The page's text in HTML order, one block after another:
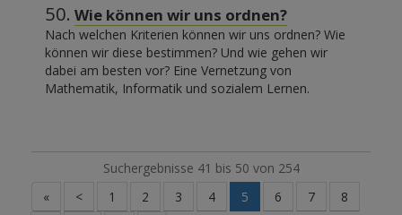
50. Wie können wir uns ordnen?
Nach welchen Kriterien können wir uns ordnen? Wie
können wir diese bestimmen? Und wie gehen wir
dabei am besten vor? Eine Vernetzung von
Mathematik, Informatik und sozialem Lernen.
Suchergebnisse 41 bis 50 von 254
«
< 1 2 3 4 5 6 7 8